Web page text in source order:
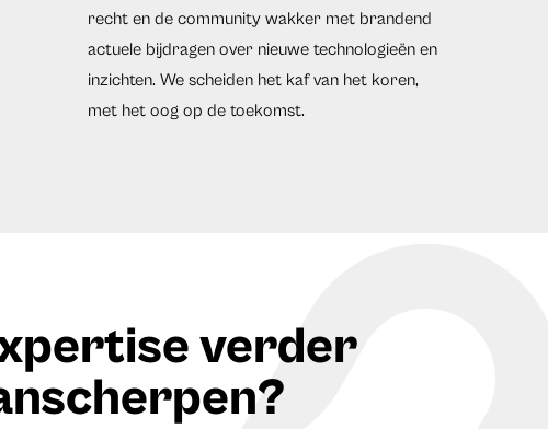
recht en de community wakker met brandend
actuele bijdragen over nieuwe technologieën en
inzichten. We scheiden het kaf van het koren,
met het oog op de toekomst.
verder